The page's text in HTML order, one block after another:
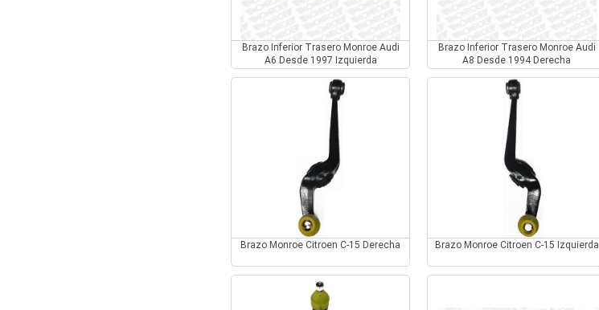
Brazo Inferior Trasero Monroe Audi
A6 Desde 1997 Izquierda
Brazo Inferior Trasero Monroe Audi
A8 Desde 1994 Derecha
Brazo Monroe Citroen C-15 Derecha Brazo Monroe Citroen C-15 Izquierda